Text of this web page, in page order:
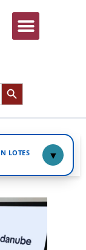
Botón de
LOTES ▼